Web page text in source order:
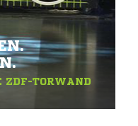
ZDF-TORWAND